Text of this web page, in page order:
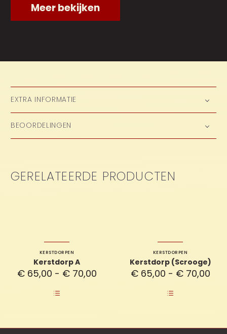
Meer bekijken
EXTRA INFORMATIE
BEOORDELINGEN
GERELATEERDE PRODUCTEN
KERSTDORPEN
Kerstdorp A
€65,00 - €70,00Prijsklasse:
KERSTDORPEN
Kerstdorp (Scrooge)
€65,00 - €70,00